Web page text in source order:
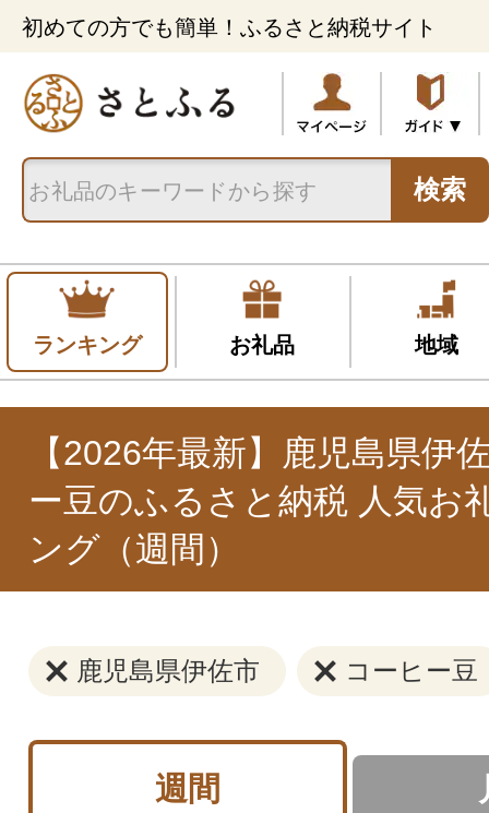
初めての方でも簡単！ふるさと納税サイト
検索
ランキング お礼品 地域
【2026年最新】鹿児島県伊
ー豆のふるさと納税 人気お
ング（週間）
鹿児島県伊佐市 コーヒー豆
週間